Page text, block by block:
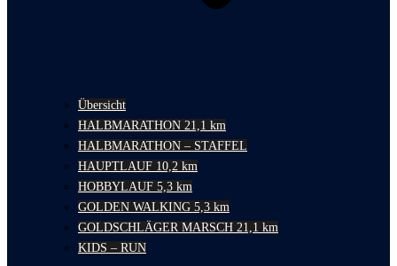
Übersicht
HALBMARATHON 21,1 km
HALBMARATHON – STAFFEL
HAUPTLAUF 10,2 km
HOBBYLAUF 5,3 km
GOLDEN WALKING 5,3 km
GOLDSCHLÄGER MARSCH 21,1 km
KIDS – RUN